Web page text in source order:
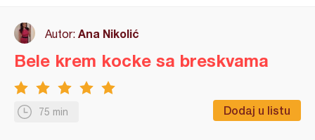
Autor: Ana Nikolić
75 min Dodaj u listu
Bele krem kocke sa breskvama